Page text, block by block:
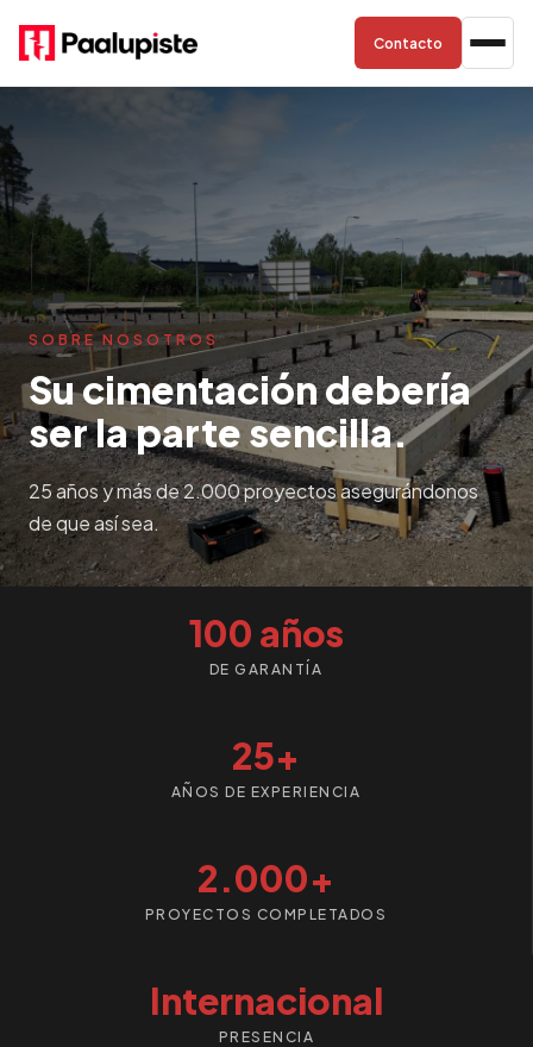
Contacto
SOBRE NOSOTROS
Su cimentación debería
ser la parte sencilla.
25 años y más de 2.000 proyectos asegurándonos
de que así sea.
100 años
DE GARANTÍA
25+
AÑOS DE EXPERIENCIA
2.000+
PROYECTOS COMPLETADOS
Internacional
PRESENCIA